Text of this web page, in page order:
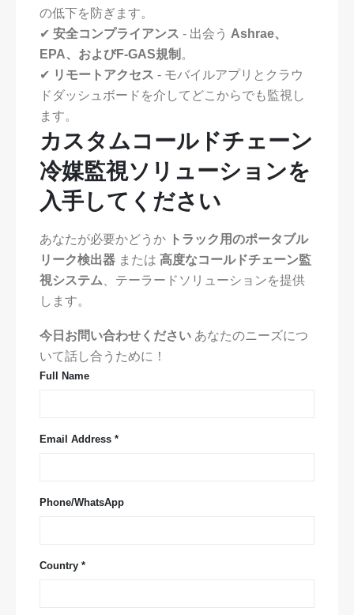
の低下を防ぎます。
✔ 安全コンプライアンス - 出会う Ashrae、
EPA、およびF-GAS規制 。
✔ リモートアクセス - モバイルアプリとクラウ
ドダッシュボードを介してどこからでも監視し
ます。
カスタムコールドチェーン
冷媒監視ソリューションを
入手してください
あなたが必要かどうか
トラック用のポータブル
リーク検出器 または 高度なコールドチェーン監
視システム 、テーラードソリューションを提供
します。
今日お問い合わせください あなたのニーズにつ
いて話し合うために！
Full Name
Email Address *
Phone/WhatsApp
Country *